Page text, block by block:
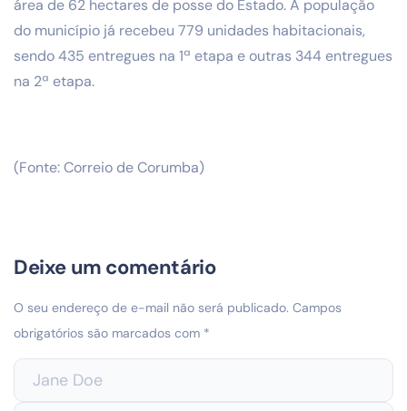
área de 62 hectares de posse do Estado. A população
do município já recebeu 779 unidades habitacionais,
sendo 435 entregues na 1ª etapa e outras 344 entregues
na 2ª etapa.
(Fonte: Correio de Corumba)
Deixe um comentário
O seu endereço de e-mail não será publicado. Campos
obrigatórios são marcados com *